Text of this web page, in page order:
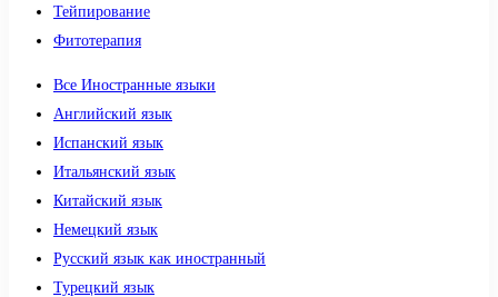
Тейпирование
Фитотерапия
Все Иностранные языки
Английский язык
Испанский язык
Итальянский язык
Китайский язык
Немецкий язык
Русский язык как иностранный
Турецкий язык